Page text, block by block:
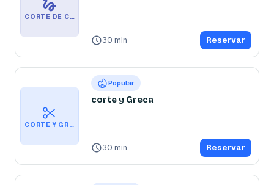
CORTE DE CABELLO
30 min Reservar
CORTE Y GRECA
Popular
corte y Greca
30 min Reservar